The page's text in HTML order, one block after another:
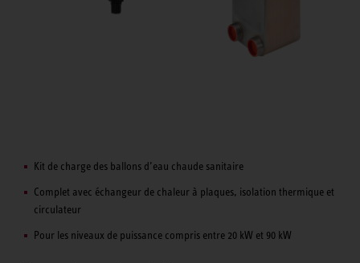
Kit de charge des ballons d’eau chaude sanitaire
Complet avec échangeur de chaleur à plaques, isolation thermique et
circulateur
Pour les niveaux de puissance compris entre 20 kW et 90 kW